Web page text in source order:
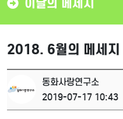
이달의 메세지
2018. 6월의 메세지
동화사랑연구소
2019-07-17 10:43